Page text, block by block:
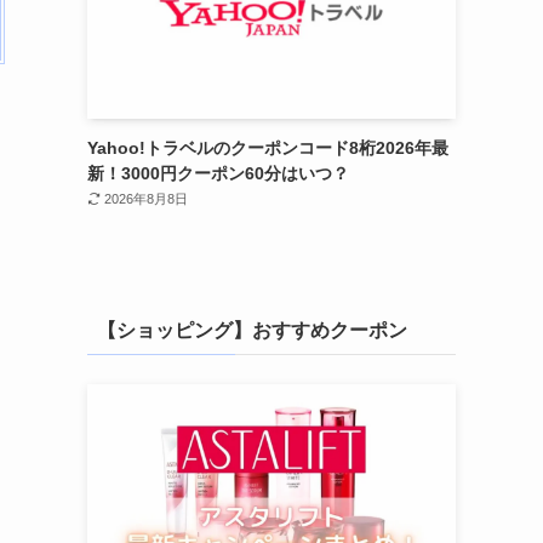
Yahoo!トラベルのクーポンコード8桁2026年最
新！3000円クーポン60分はいつ？
2026年8月8日
【ショッピング】おすすめクーポン